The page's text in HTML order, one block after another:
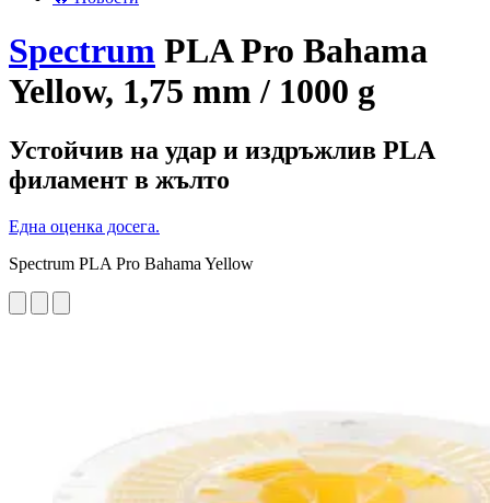
Spectrum PLA Pro Bahama
Yellow, 1,75 mm / 1000 g
Устойчив на удар и издръжлив PLA
филамент в жълто
Една оценка досега.
Spectrum PLA Pro Bahama Yellow